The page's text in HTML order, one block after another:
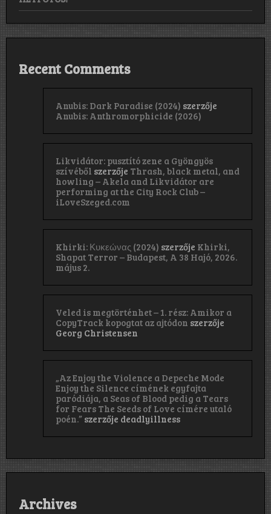
Recent Comments
Anubis: Dark Paradise (2024) szerzője
Anubis: Anthromorphicide (2026)
Likvidátor: pusztító zene a Gyöngyös
szívéből szerzője Thrash, black metal, and
howling – Akela and Likvidátor are
performing at the City Rock Club –
iLoveSzeged.com
Khirki: Κ​υ​κ​ε​ώ​ν​α​ς (2024) szerzője Khirki,
Shapat Terror – Budapest, A 38 Hajó, 2026.
május 2.
Veled is megtörténhet – 1. rész: Amikor a
CopyTrack kopogtat az ajtódon szerzője
Georg Christensen
„Az Enjoy the Violence a Depeche Mode
Enjoy the Silence címének egyfajta
paródiája, a Seas of Blood pedig a Tears
for Fears The Seeds of Love címére utaló
poén.” szerzője deadlyillness
Archives